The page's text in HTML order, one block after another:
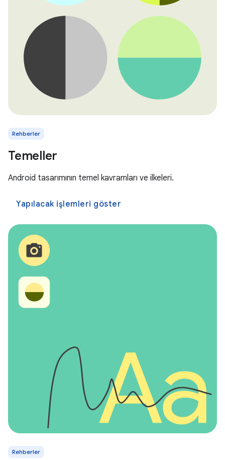
Rehberler
Temeller
Android tasarımının temel kavramları ve ilkeleri.
Yapılacak işlemleri göster
Rehberler